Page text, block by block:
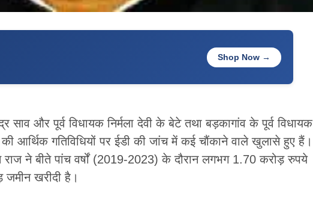
Shop Now →
साव और पूर्व विधायक निर्मला देवी के बेटे तथा बड़कागांव के पूर्व विधायक
आर्थिक गतिविधियों पर ईडी की जांच में कई चौंकाने वाले खुलासे हुए हैं।
ने बीते पांच वर्षों (2019-2023) के दौरान लगभग 1.70 करोड़ रुपये
खरीदी है।